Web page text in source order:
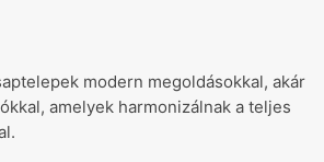
modern megoldásokkal, akár
amelyek harmonizálnak a teljes